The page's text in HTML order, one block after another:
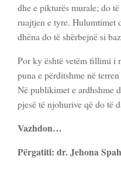
dhe e pikturës murale; do
ruajtjen e tyre. Hulumtimet
dhëna do të shërbejnë si
Por ky është vetëm fillimi i
puna e përditshme në
Në publikimet e ardhshme
pjesë të njohurive që do të
Vazhdon…
Përgatiti: dr. Jehona